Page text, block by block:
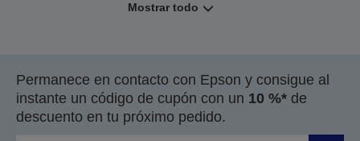
Mostrar todo
Permanece en contacto con Epson y consigue al
instante un código de cupón con un 10 %* de
descuento en tu próximo pedido.